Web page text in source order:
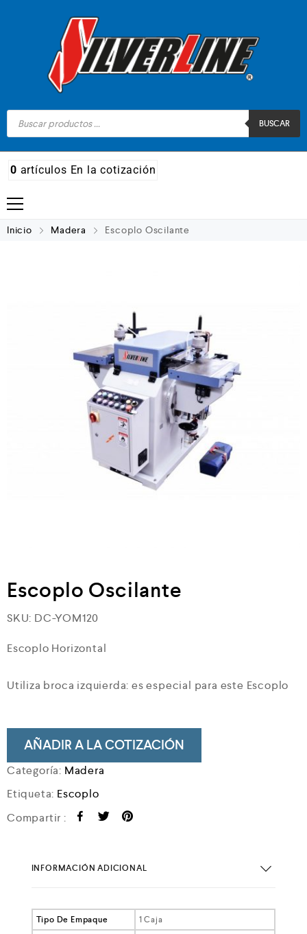
BUSCAR
0 artículos En la cotización
Madera
Mezcladoras
Línea de productos Virutex
Inicio Madera Escoplo Oscilante
Escoplo Oscilante
SKU: DC-YOM120
Escoplo Horizontal
Utiliza broca izquierda: es especial para este Escoplo
AÑADIR A LA COTIZACIÓN
Categoría: Madera
Etiqueta: Escoplo
Compartir :
INFORMACIÓN ADICIONAL
Tipo De Empaque
1 Caja